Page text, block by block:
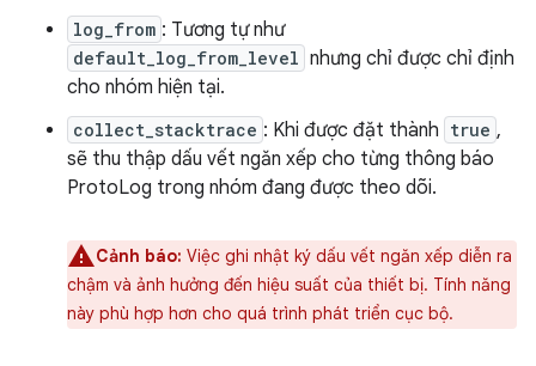
log_from : Tương tự như
default_log_from_level nhưng chỉ được chỉ định
cho nhóm hiện tại.
collect_stacktrace : Khi được đặt thành true ,
sẽ thu thập dấu vết ngăn xếp cho từng thông báo
ProtoLog trong nhóm đang được theo dõi.
Cảnh báo: Việc ghi nhật ký dấu vết ngăn xếp diễn ra
chậm và ảnh hưởng đến hiệu suất của thiết bị. Tính năng
này phù hợp hơn cho quá trình phát triển cục bộ.